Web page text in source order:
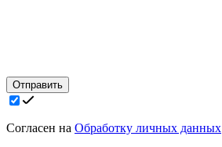
Отправить
Согласен на Обработку личных данных